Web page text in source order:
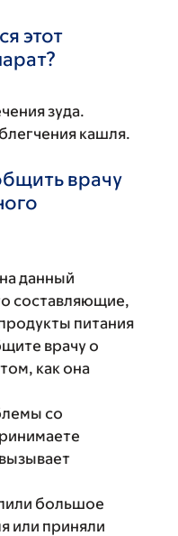
этот
зуда.
кашля.
врачу
данный
составляющие,
питания
врачу о
как она
со
большое
или приняли